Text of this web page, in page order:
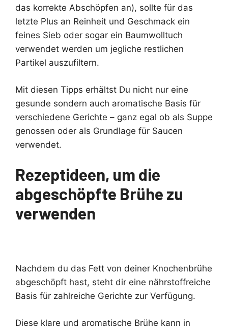
das korrekte Abschöpfen an), sollte für das
letzte Plus an Reinheit und Geschmack ein
feines Sieb oder sogar ein Baumwolltuch
verwendet werden um jegliche restlichen
Partikel auszufiltern.
Mit diesen Tipps erhältst Du nicht nur eine
gesunde sondern auch aromatische Basis für
verschiedene Gerichte – ganz egal ob als Suppe
genossen oder als Grundlage für Saucen
verwendet.
Rezeptideen, um die
abgeschöpfte Brühe zu
verwenden
Nachdem du das Fett von deiner Knochenbrühe
abgeschöpft hast, steht dir eine nährstoffreiche
Basis für zahlreiche Gerichte zur Verfügung.
Diese klare und aromatische Brühe kann in